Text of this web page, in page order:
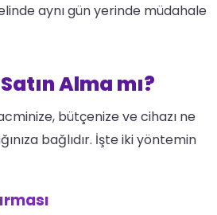
aynı gün yerinde müdahale
Alma mı?
bütçenize ve cihazı ne
bağlıdır. İşte iki yöntemin